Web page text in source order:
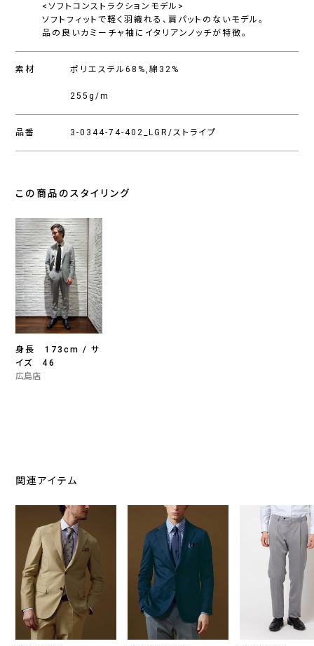
<ソフトコンストラクションモデル>
ソフトフィットで軽く羽織れる、肩パットのないモデル。
品の良いカミーチャ袖にイタリアンノッチが特徴。
素材 ポリエステル68%,綿32%
255g/m
品番 3-0344-74-402_LGR/ストライプ
この商品のスタイリング
身長 173cm / サ
イズ 46
広島店
関連アイテム